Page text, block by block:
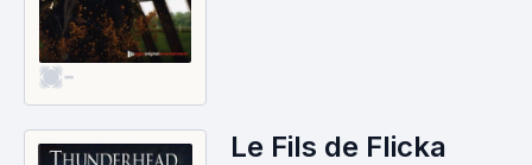
-
Le Fils de Flicka